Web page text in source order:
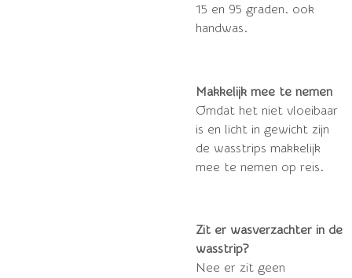
15 en 95 graden. ook
handwas.
Makkelijk mee te nemen
Omdat het niet vloeibaar
is en licht in gewicht zijn
de wasstrips makkelijk
mee te nemen op reis.
Zit er wasverzachter in de
wasstrip?
Nee er zit geen